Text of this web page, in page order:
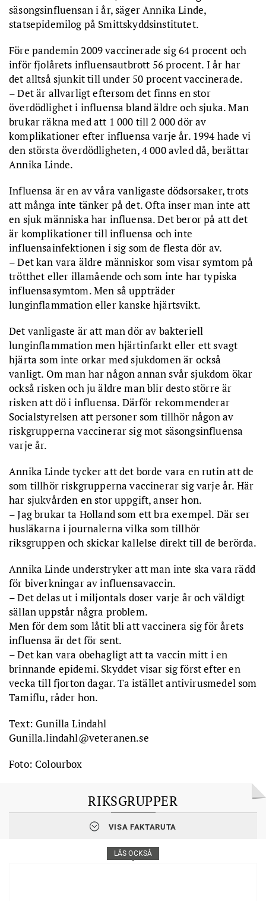
säsongsinfluensan i år, säger Annika Linde,
statsepidemilog på Smittskyddsinstitutet.
Före pandemin 2009 vaccinerade sig 64 procent och
inför fjolårets influensautbrott 56 procent. I år har
det alltså sjunkit till under 50 procent vaccinerade.
– Det är allvarligt eftersom det finns en stor
överdödlighet i influensa bland äldre och sjuka. Man
brukar räkna med att 1 000 till 2 000 dör av
komplikationer efter influensa varje år. 1994 hade vi
den största överdödligheten, 4 000 avled då, berättar
Annika Linde.
Influensa är en av våra vanligaste dödsorsaker, trots
att många inte tänker på det. Ofta inser man inte att
en sjuk människa har influensa. Det beror på att det
är komplikationer till influensa och inte
influensainfektionen i sig som de flesta dör av.
– Det kan vara äldre människor som visar symtom på
trötthet eller illamående och som inte har typiska
influensasymtom. Men så uppträder
lunginflammation eller kanske hjärtsvikt.
Det vanligaste är att man dör av bakteriell
lunginflammation men hjärtinfarkt eller ett svagt
hjärta som inte orkar med sjukdomen är också
vanligt. Om man har någon annan svår sjukdom ökar
också risken och ju äldre man blir desto större är
risken att dö i influensa. Därför rekommenderar
Socialstyrelsen att personer som tillhör någon av
riskgrupperna vaccinerar sig mot säsongsinfluensa
varje år.
Annika Linde tycker att det borde vara en rutin att de
som tillhör riskgrupperna vaccinerar sig varje år. Här
har sjukvården en stor uppgift, anser hon.
– Jag brukar ta Holland som ett bra exempel. Där ser
husläkarna i journalerna vilka som tillhör
riksgruppen och skickar kallelse direkt till de berörda.
Annika Linde understryker att man inte ska vara rädd
för biverkningar av influensavaccin.
– Det delas ut i miljontals doser varje år och väldigt
sällan uppstår några problem.
Men för dem som låtit bli att vaccinera sig för årets
influensa är det för sent.
– Det kan vara obehagligt att ta vaccin mitt i en
brinnande epidemi. Skyddet visar sig först efter en
vecka till fjorton dagar. Ta istället antivirusmedel som
Tamiflu, råder hon.
Text: Gunilla Lindahl
Gunilla.lindahl@veteranen.se
Foto: Colourbox
RIKSGRUPPER
65 år. Personer oavsett ålder med kronisk hjärt- eller
kronisk lever- eller njursvikt, extrem fetma.
VISA FAKTARUTA
LÄS OCKSÅ